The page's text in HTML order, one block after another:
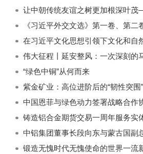
《习近平外交文选》第一卷、第二
“绿色中铜”从何而来
紫金矿业：高位进阶后的“韧性突围”
中国恩菲与绿色动力签署战略合作
铸造铝合金期货交易一周年服务实